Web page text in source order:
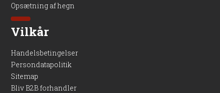
Opsætning af hegn
Vilkår
Handelsbetingelser
Persondatapolitik
Sitemap
Bliv B2B forhandler